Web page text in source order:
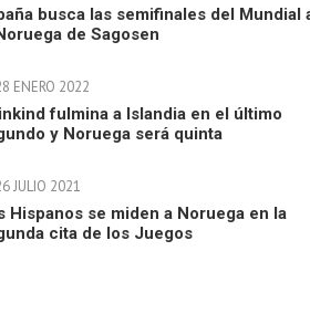
busca las semifinales del Mundial
de Sagosen
ENERO 2022
fulmina a Islandia en el último
y Noruega será quinta
JULIO 2021
Hispanos se miden a Noruega en la
cita de los Juegos